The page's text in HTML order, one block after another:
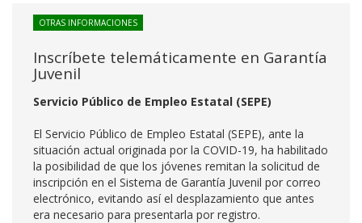
OTRAS INFORMACIONES
Inscríbete telemáticamente en Garantía
Juvenil
Servicio Público de Empleo Estatal (SEPE)
El Servicio Público de Empleo Estatal (SEPE), ante la
situación actual originada por la COVID-19, ha habilitado
la posibilidad de que los jóvenes remitan la solicitud de
inscripción en el Sistema de Garantía Juvenil por correo
electrónico, evitando así el desplazamiento que antes
era necesario para presentarla por registro.